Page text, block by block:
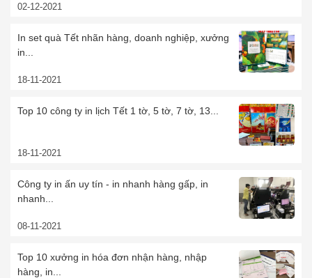
02-12-2021
In set quà Tết nhãn hàng, doanh nghiệp, xưởng
in...
18-11-2021
Top 10 công ty in lịch Tết 1 tờ, 5 tờ, 7 tờ, 13...
18-11-2021
Công ty in ấn uy tín - in nhanh hàng gấp, in
nhanh...
08-11-2021
Top 10 xưởng in hóa đơn nhận hàng, nhập
hàng, in...